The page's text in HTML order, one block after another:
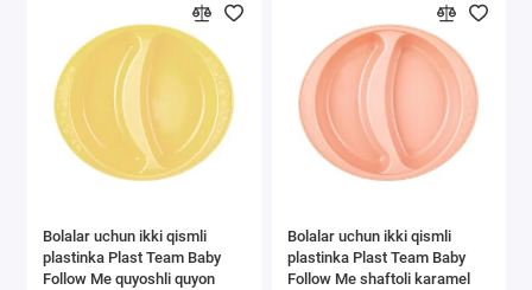
Bolalar uchun ikki qismli
plastinka Plast Team Baby
Follow Me quyoshli quyon
Bolalar uchun ikki qismli
plastinka Plast Team Baby
Follow Me shaftoli karamel